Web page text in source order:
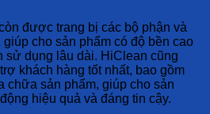
được trang bị các bộ phận và
cho sản phẩm có độ bền cao
sử dụng lâu dài. HiClean cũng
khách hàng tốt nhất, bao gồm
chữa sản phẩm, giúp cho sản
hiệu quả và đáng tin cậy.